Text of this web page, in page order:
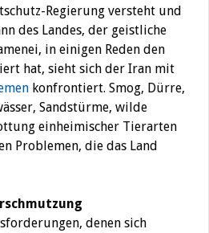
Regierung versteht und
des Landes, der geistliche
in einigen Reden den
hat, sieht sich der Iran mit
konfrontiert. Smog, Dürre,
Sandstürme, wilde
einheimischer Tierarten
Problemen, die das Land
denen sich